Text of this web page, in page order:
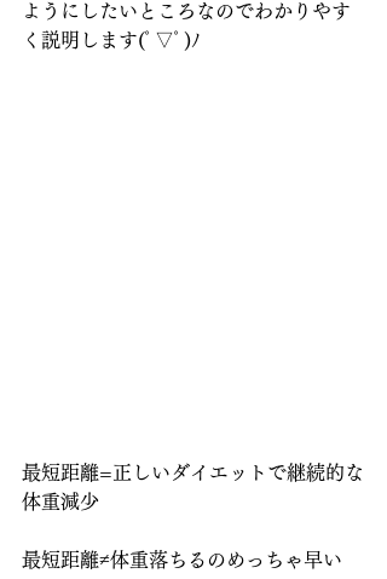
ようにしたいところなのでわかりやす
く説明します(ﾟ▽ﾟ)ﾉ
最短距離=正しいダイエットで継続的な
体重減少
最短距離≠体重落ちるのめっちゃ早い